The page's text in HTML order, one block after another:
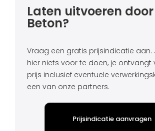
Laten uitvoeren
Beton?
Vraag een gratis prijsindicatie aan.
hier niets voor te doen, je ontvangt
prijs inclusief eventuele
een van onze partners.
Prijsindicatie aanvragen